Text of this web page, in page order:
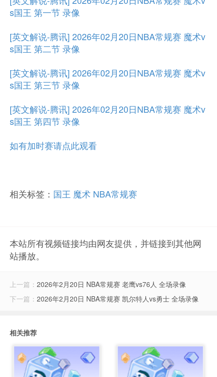
s国王 第一节 录像
[英文解说-腾讯] 2026年02月20日NBA常规赛 魔术v
s国王 第二节 录像
[英文解说-腾讯] 2026年02月20日NBA常规赛 魔术v
s国王 第三节 录像
[英文解说-腾讯] 2026年02月20日NBA常规赛 魔术v
s国王 第四节 录像
如有加时赛请点此观看
相关标签： 国王 魔术 NBA常规赛
本站所有视频链接均由网友提供，并链接到其他网
站播放。
上一篇： 2026年2月20日 NBA常规赛 老鹰vs76人 全场录像
下一篇： 2026年2月20日 NBA常规赛 凯尔特人vs勇士 全场录像
相关推荐